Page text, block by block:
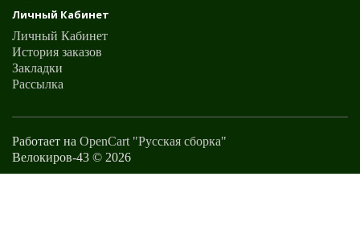
Личный Кабинет
Личный Кабинет
История заказов
Закладки
Рассылка
Работает на OpenCart "Русская сборка"
Велокиров-43 © 2026